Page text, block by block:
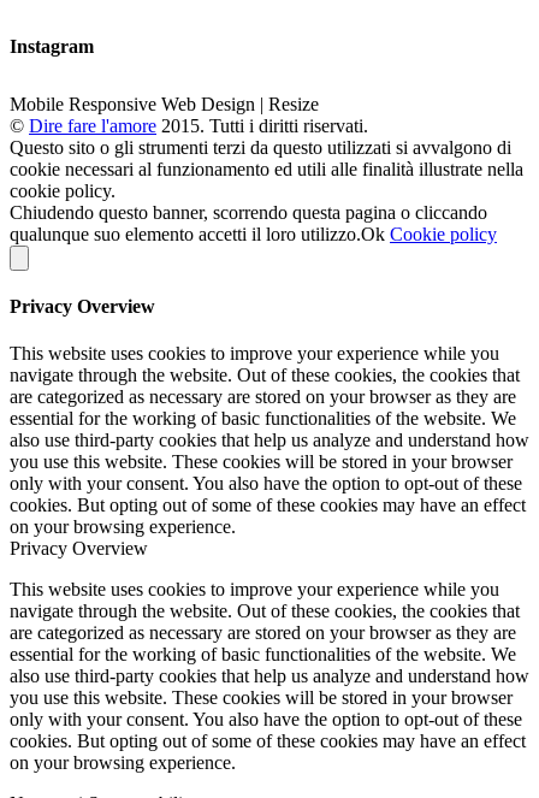
Instagram
Mobile Responsive Web Design | Resize
© Dire fare l'amore 2015. Tutti i diritti riservati.
Questo sito o gli strumenti terzi da questo utilizzati si avvalgono di
cookie necessari al funzionamento ed utili alle finalità illustrate nella
cookie policy.
Chiudendo questo banner, scorrendo questa pagina o cliccando
qualunque suo elemento accetti il loro utilizzo.Ok Cookie policy
Privacy Overview
This website uses cookies to improve your experience while you
navigate through the website. Out of these cookies, the cookies that
are categorized as necessary are stored on your browser as they are
essential for the working of basic functionalities of the website. We
also use third-party cookies that help us analyze and understand how
you use this website. These cookies will be stored in your browser
only with your consent. You also have the option to opt-out of these
cookies. But opting out of some of these cookies may have an effect
on your browsing experience.
Privacy Overview
This website uses cookies to improve your experience while you
navigate through the website. Out of these cookies, the cookies that
are categorized as necessary are stored on your browser as they are
essential for the working of basic functionalities of the website. We
also use third-party cookies that help us analyze and understand how
you use this website. These cookies will be stored in your browser
only with your consent. You also have the option to opt-out of these
cookies. But opting out of some of these cookies may have an effect
on your browsing experience.